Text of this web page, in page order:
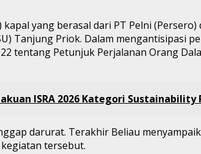
yang berasal dari PT Pelni
Tanjung Priok. Dalam mengantisipasi
tentang Petunjuk Perjalanan Orang
ISRA 2026 Kategori Sustainability
darurat. Terakhir Beliau
tersebut.